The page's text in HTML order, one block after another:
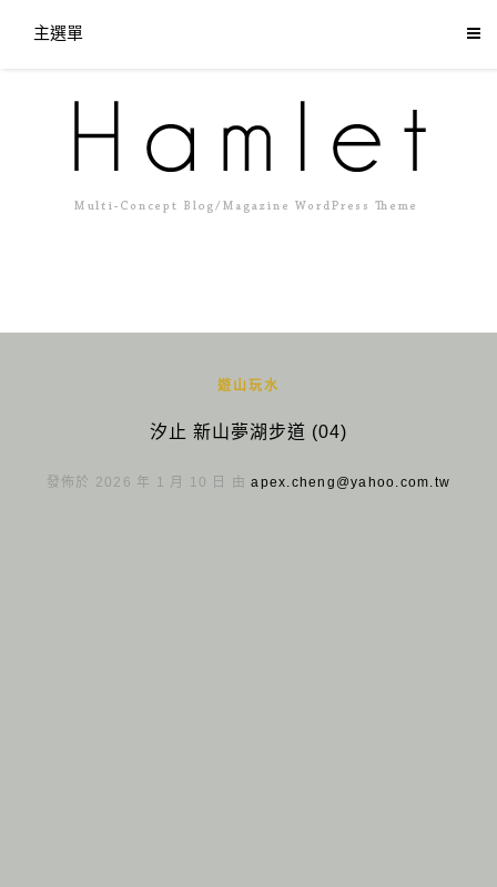
主選單
遊山玩水
汐止 新山夢湖步道 (04)
發佈於 2026 年 1 月 10 日 由apex.cheng@yahoo.com.tw